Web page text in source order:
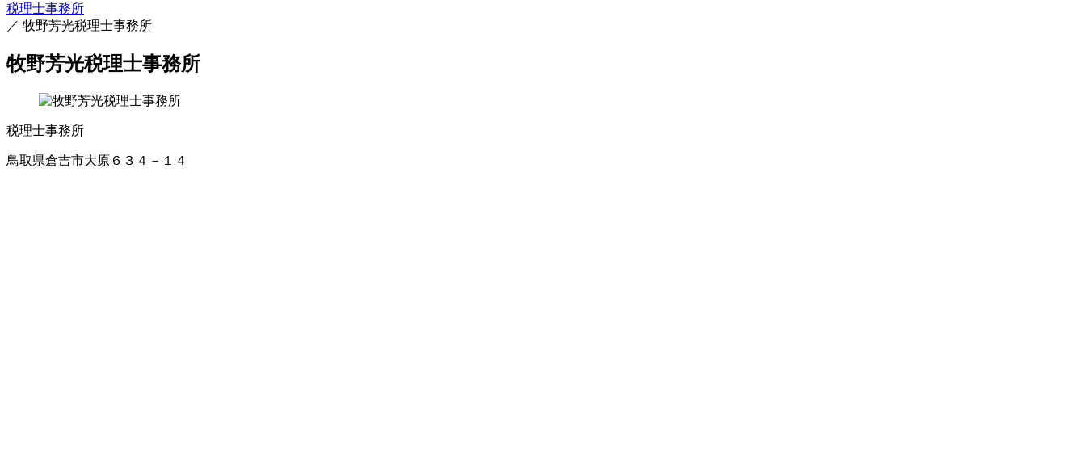
税理士事務所
／ 牧野芳光税理士事務所
牧野芳光税理士事務所
税理士事務所
鳥取県倉吉市大原６３４－１４